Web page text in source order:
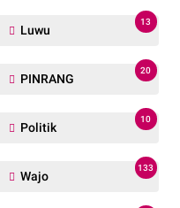
Luwu
13
PINRANG
20
Politik
10
Wajo
133